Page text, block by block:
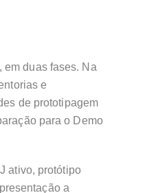
duas fases. Na
e
de prototipagem
para o Demo
ativo, protótipo
a